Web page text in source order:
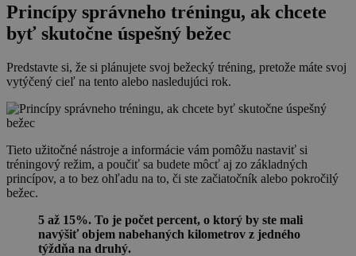
Princípy správneho tréningu, ak chcete
byť skutočne úspešný bežec
Predstavte si, že si plánujete svoj bežecký tréning, pretože máte svoj
vytýčený cieľ na tento alebo nasledujúci rok.
Tieto užitočné nástroje a informácie vám pomôžu nastaviť si
tréningový režim, a poučiť sa budete môcť aj zo základných
princípov, a to bez ohľadu na to, či ste začiatočník alebo pokročilý
bežec.
5 až 15%. To je počet percent, o ktorý by ste mali
navýšiť objem nabehaných kilometrov z jedného
týždňa na druhý.